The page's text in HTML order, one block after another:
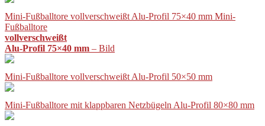
Mini-Fußballtore vollverschweißt Alu-Profil 75×40 mm Mini-
Fußballtore
vollverschweißt
Alu-Profil 75×40 mm – Bild
Mini-Fußballtore vollverschweißt Alu-Profil 50×50 mm
Mini-Fußballtore mit klappbaren Netzbügeln Alu-Profil 80×80 mm